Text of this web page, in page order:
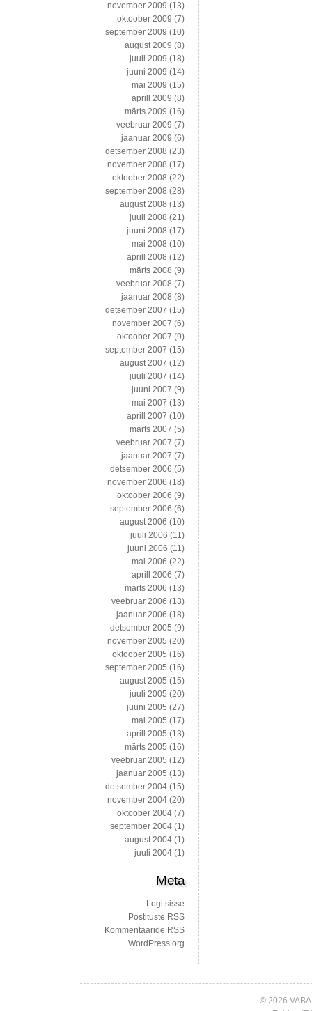
november 2009 (13)
oktoober 2009 (7)
september 2009 (10)
august 2009 (8)
juuli 2009 (18)
juuni 2009 (14)
mai 2009 (15)
aprill 2009 (8)
märts 2009 (16)
veebruar 2009 (7)
jaanuar 2009 (6)
detsember 2008 (23)
november 2008 (17)
oktoober 2008 (22)
september 2008 (28)
august 2008 (13)
juuli 2008 (21)
juuni 2008 (17)
mai 2008 (10)
aprill 2008 (12)
märts 2008 (9)
veebruar 2008 (7)
jaanuar 2008 (8)
detsember 2007 (15)
november 2007 (6)
oktoober 2007 (9)
september 2007 (15)
august 2007 (12)
juuli 2007 (14)
juuni 2007 (9)
mai 2007 (13)
aprill 2007 (10)
märts 2007 (5)
veebruar 2007 (7)
jaanuar 2007 (7)
detsember 2006 (5)
november 2006 (18)
oktoober 2006 (9)
september 2006 (6)
august 2006 (10)
juuli 2006 (11)
juuni 2006 (11)
mai 2006 (22)
aprill 2006 (7)
märts 2006 (13)
veebruar 2006 (13)
jaanuar 2006 (18)
detsember 2005 (9)
november 2005 (20)
oktoober 2005 (16)
september 2005 (16)
august 2005 (15)
juuli 2005 (20)
juuni 2005 (27)
mai 2005 (17)
aprill 2005 (13)
märts 2005 (16)
veebruar 2005 (12)
jaanuar 2005 (13)
detsember 2004 (15)
november 2004 (20)
oktoober 2004 (7)
september 2004 (1)
august 2004 (1)
juuli 2004 (1)
Meta
Logi sisse
Postituste RSS
Kommentaaride RSS
WordPress.org
© 2026